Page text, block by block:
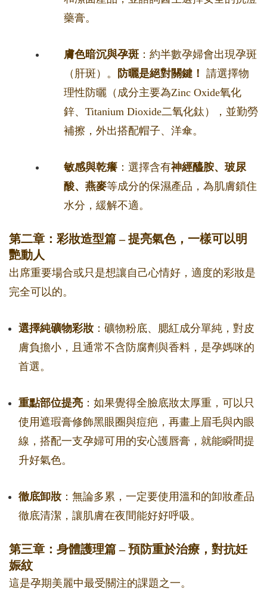
藥膏。
膚色暗沉與孕斑 ：約半數孕婦會出現孕斑
（肝斑）。
防曬是絕對關鍵！ 請選擇物
理性防曬（成分主要為Zinc Oxide氧化
鋅、Titanium Dioxide二氧化鈦），並勤勞
補擦，外出搭配帽子、洋傘。
敏感與乾癢 ：選擇含有神經醯胺、玻尿
酸、燕麥等成分的保濕產品，為肌膚鎖住
水分，緩解不適。
第二章：彩妝造型篇 – 提亮氣色，一樣可以明
艷動人
出席重要場合或只是想讓自己心情好，適度的彩妝是
完全可以的。
選擇純礦物彩妝 ：礦物粉底、腮紅成分單純，對皮
膚負擔小，且通常不含防腐劑與香料，是孕媽咪的
首選。
重點部位提亮 ：如果覺得全臉底妝太厚重，可以只
使用遮瑕膏修飾黑眼圈與痘疤，再畫上眉毛與內眼
線，搭配一支孕婦可用的安心護唇膏，就能瞬間提
升好氣色。
徹底卸妝 ：無論多累，一定要使用溫和的卸妝產品
徹底清潔，讓肌膚在夜間能好好呼吸。
第三章：身體護理篇 – 預防重於治療，對抗妊
娠紋
這是孕期美麗中最受關注的課題之一。